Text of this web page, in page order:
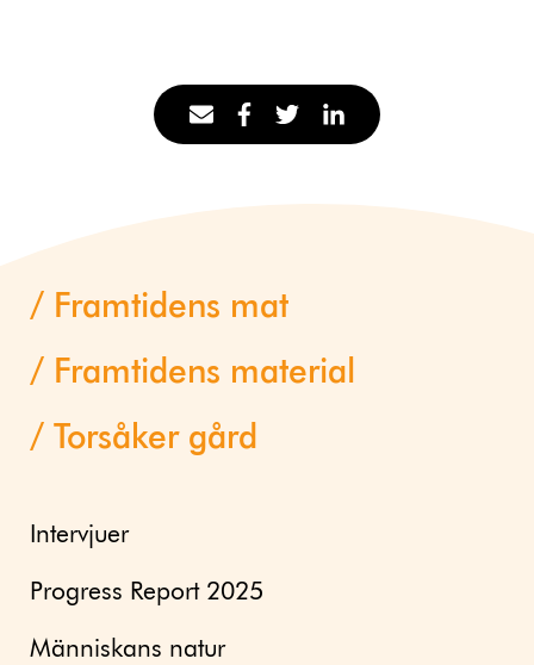
Framtidens mat
Framtidens material
Torsåker gård
Intervjuer
Progress Report 2025
Människans natur